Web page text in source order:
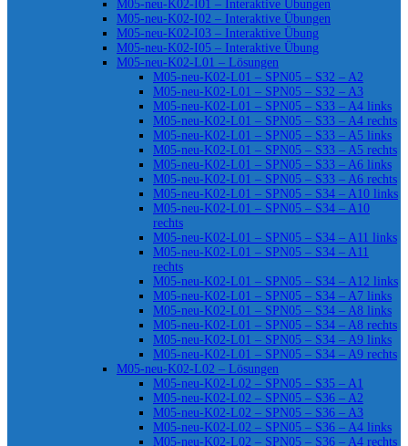
M05-neu-K02-I01 – Interaktive Übungen
M05-neu-K02-I02 – Interaktive Übungen
M05-neu-K02-I03 – Interaktive Übung
M05-neu-K02-I05 – Interaktive Übung
M05-neu-K02-L01 – Lösungen
M05-neu-K02-L01 – SPN05 – S32 – A2
M05-neu-K02-L01 – SPN05 – S32 – A3
M05-neu-K02-L01 – SPN05 – S33 – A4 links
M05-neu-K02-L01 – SPN05 – S33 – A4 rechts
M05-neu-K02-L01 – SPN05 – S33 – A5 links
M05-neu-K02-L01 – SPN05 – S33 – A5 rechts
M05-neu-K02-L01 – SPN05 – S33 – A6 links
M05-neu-K02-L01 – SPN05 – S33 – A6 rechts
M05-neu-K02-L01 – SPN05 – S34 – A10 links
M05-neu-K02-L01 – SPN05 – S34 – A10
rechts
M05-neu-K02-L01 – SPN05 – S34 – A11 links
M05-neu-K02-L01 – SPN05 – S34 – A11
rechts
M05-neu-K02-L01 – SPN05 – S34 – A12 links
M05-neu-K02-L01 – SPN05 – S34 – A7 links
M05-neu-K02-L01 – SPN05 – S34 – A8 links
M05-neu-K02-L01 – SPN05 – S34 – A8 rechts
M05-neu-K02-L01 – SPN05 – S34 – A9 links
M05-neu-K02-L01 – SPN05 – S34 – A9 rechts
M05-neu-K02-L02 – Lösungen
M05-neu-K02-L02 – SPN05 – S35 – A1
M05-neu-K02-L02 – SPN05 – S36 – A2
M05-neu-K02-L02 – SPN05 – S36 – A3
M05-neu-K02-L02 – SPN05 – S36 – A4 links
M05-neu-K02-L02 – SPN05 – S36 – A4 rechts